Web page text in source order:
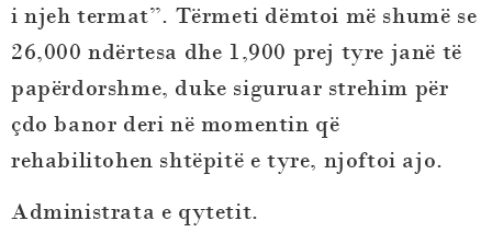
i njeh termat”. Tërmeti dëmtoi më shumë se
26,000 ndërtesa dhe 1,900 prej tyre janë të
papërdorshme, duke siguruar strehim për
çdo banor deri në momentin që
rehabilitohen shtëpitë e tyre, njoftoi ajo.
Administrata e qytetit.